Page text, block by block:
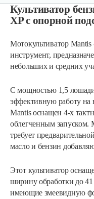
Культиватор
XP с опорной
Мотокультиватор
инструмент,
небольших и средних
С мощностью 1,5
эффективную работу на
Mantis оснащен 4-х
облегченным запуском.
требует
масло и бензин
Этот культиватор
ширину обработки до
имеющие змеевидную